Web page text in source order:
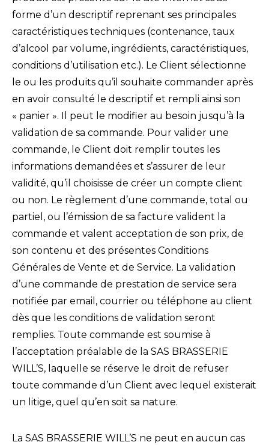
forme d’un descriptif reprenant ses principales
caractéristiques techniques (contenance, taux
d’alcool par volume, ingrédients, caractéristiques,
conditions d’utilisation etc.). Le Client sélectionne
le ou les produits qu’il souhaite commander après
en avoir consulté le descriptif et rempli ainsi son
« panier ». Il peut le modifier au besoin jusqu’à la
validation de sa commande. Pour valider une
commande, le Client doit remplir toutes les
informations demandées et s’assurer de leur
validité, qu’il choisisse de créer un compte client
ou non. Le règlement d’une commande, total ou
partiel, ou l’émission de sa facture valident la
commande et valent acceptation de son prix, de
son contenu et des présentes Conditions
Générales de Vente et de Service. La validation
d’une commande de prestation de service sera
notifiée par email, courrier ou téléphone au client
dès que les conditions de validation seront
remplies. Toute commande est soumise à
l’acceptation préalable de la SAS BRASSERIE
WILL’S, laquelle se réserve le droit de refuser
toute commande d’un Client avec lequel existerait
un litige, quel qu’en soit sa nature.
La SAS BRASSERIE WILL’S ne peut en aucun cas